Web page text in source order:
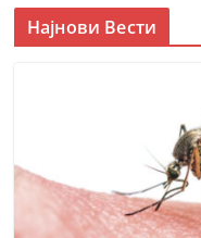
Најнови Вести